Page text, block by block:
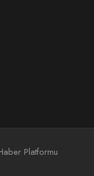
Platformu